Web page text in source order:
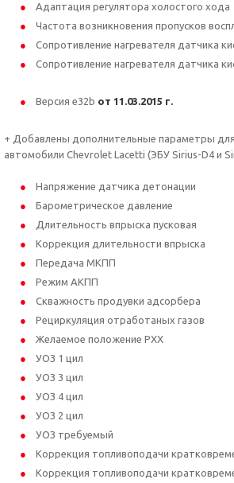
Адаптация регулятора холостого хода
Частота возникновения пропусков
Сопротивление нагревателя датчика
Сопротивление нагревателя датчика
Версия e32b от 11.03.2015 г.
+ Добавлены дополнительные параметры
автомобили Chevrolet Lacetti (ЭБУ Sirius-D4 и
Напряжение датчика детонации
Барометрическое давление
Длительность впрыска пусковая
Коррекция длительности впрыска
Передача МКПП
Режим АКПП
Скважность продувки адсорбера
Рециркуляция отработаных газов
Желаемое положение РХХ
УОЗ 1 цил
УОЗ 3 цил
УОЗ 4 цил
УОЗ 2 цил
УОЗ требуемый
Коррекция топливоподачи
Коррекция топливоподачи